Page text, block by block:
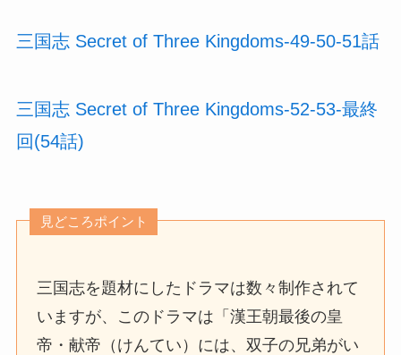
三国志 Secret of Three Kingdoms-49-50-51話
三国志 Secret of Three Kingdoms-52-53-最終
回(54話)
見どころポイント
三国志を題材にしたドラマは数々制作されて
いますが、このドラマは「漢王朝最後の皇
帝・献帝（けんてい）には、双子の兄弟がい